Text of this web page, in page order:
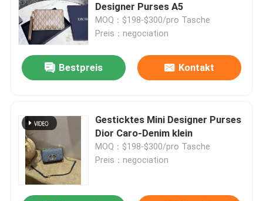
Designer Purses A5
MOQ：$198-$300/pro Tasche
Preis：negociation
Bestpreis Kontakt
Gesticktes Mini Designer Purses
Dior Caro-Denim klein
MOQ：$198-$300/pro Tasche
Preis：negociation